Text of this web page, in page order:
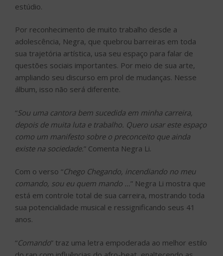
estúdio.
Por reconhecimento de muito trabalho desde a
adolescência, Negra, que quebrou barreiras em toda
sua trajetória artística, usa seu espaço para falar de
questões sociais importantes. Por meio de sua arte,
ampliando seu discurso em prol de mudanças. Nesse
álbum, isso não será diferente.
“Sou uma cantora bem sucedida em minha carreira,
depois de muita luta e trabalho. Quero usar este espaço
como um manifesto sobre o preconceito que ainda
existe na sociedade.” Comenta Negra Li.
Com o verso “Chego Chegando, incendiando no meu
comando, sou eu quem mando …” Negra Li mostra que
está em controle total de sua carreira, mostrando toda
sua potencialidade musical e ressignificando seus 41
anos.
“Comando” traz uma letra empoderada ao melhor estilo